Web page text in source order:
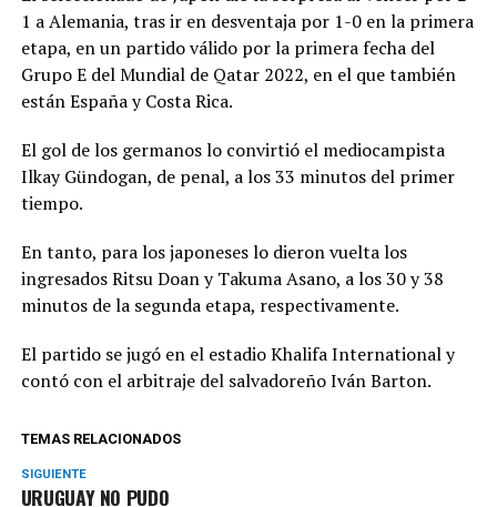
1 a Alemania, tras ir en desventaja por 1-0 en la primera
etapa, en un partido válido por la primera fecha del
Grupo E del Mundial de Qatar 2022, en el que también
están España y Costa Rica.
El gol de los germanos lo convirtió el mediocampista
Ilkay Gündogan, de penal, a los 33 minutos del primer
tiempo.
En tanto, para los japoneses lo dieron vuelta los
ingresados Ritsu Doan y Takuma Asano, a los 30 y 38
minutos de la segunda etapa, respectivamente.
El partido se jugó en el estadio Khalifa International y
contó con el arbitraje del salvadoreño Iván Barton.
TEMAS RELACIONADOS
SIGUIENTE
URUGUAY NO PUDO